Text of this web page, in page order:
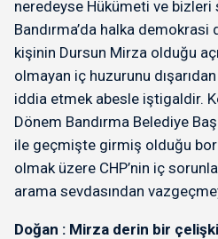
neredeyse Hükümeti ve bizleri
Bandırma’da halka
kişinin Dursun Mirza olduğu
olmayan iç huzurunu
iddia etmek abesle iştigaldir.
Dönem Bandırma Belediye
ile geçmişte girmiş olduğu
olmak üzere CHP’nin iç
arama sevdasından
Doğan : Mirza derin bir